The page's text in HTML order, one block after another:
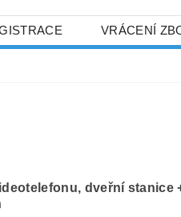
VRÁCENÍ
dveřní stanice